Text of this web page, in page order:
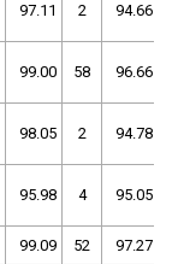
97.11 2 94.66
99.00 58 96.66
98.05 2 94.78
95.98 4 95.05
99.09 52 97.27